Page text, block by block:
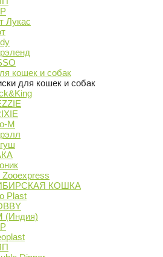
Лукас
кошек и собак
для кошек и собак
M
Zooexpress
КОШКА
Plast
(Индия)